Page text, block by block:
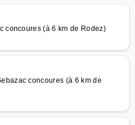
concoures (à 6 km de Rodez)
concoures (à 6 km de